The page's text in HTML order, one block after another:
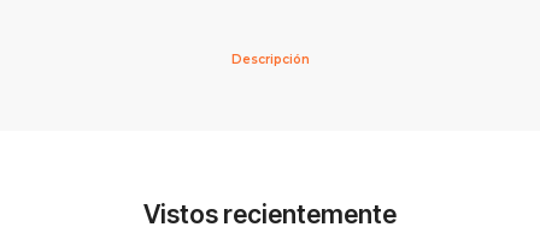
Descripción
Vistos recientemente